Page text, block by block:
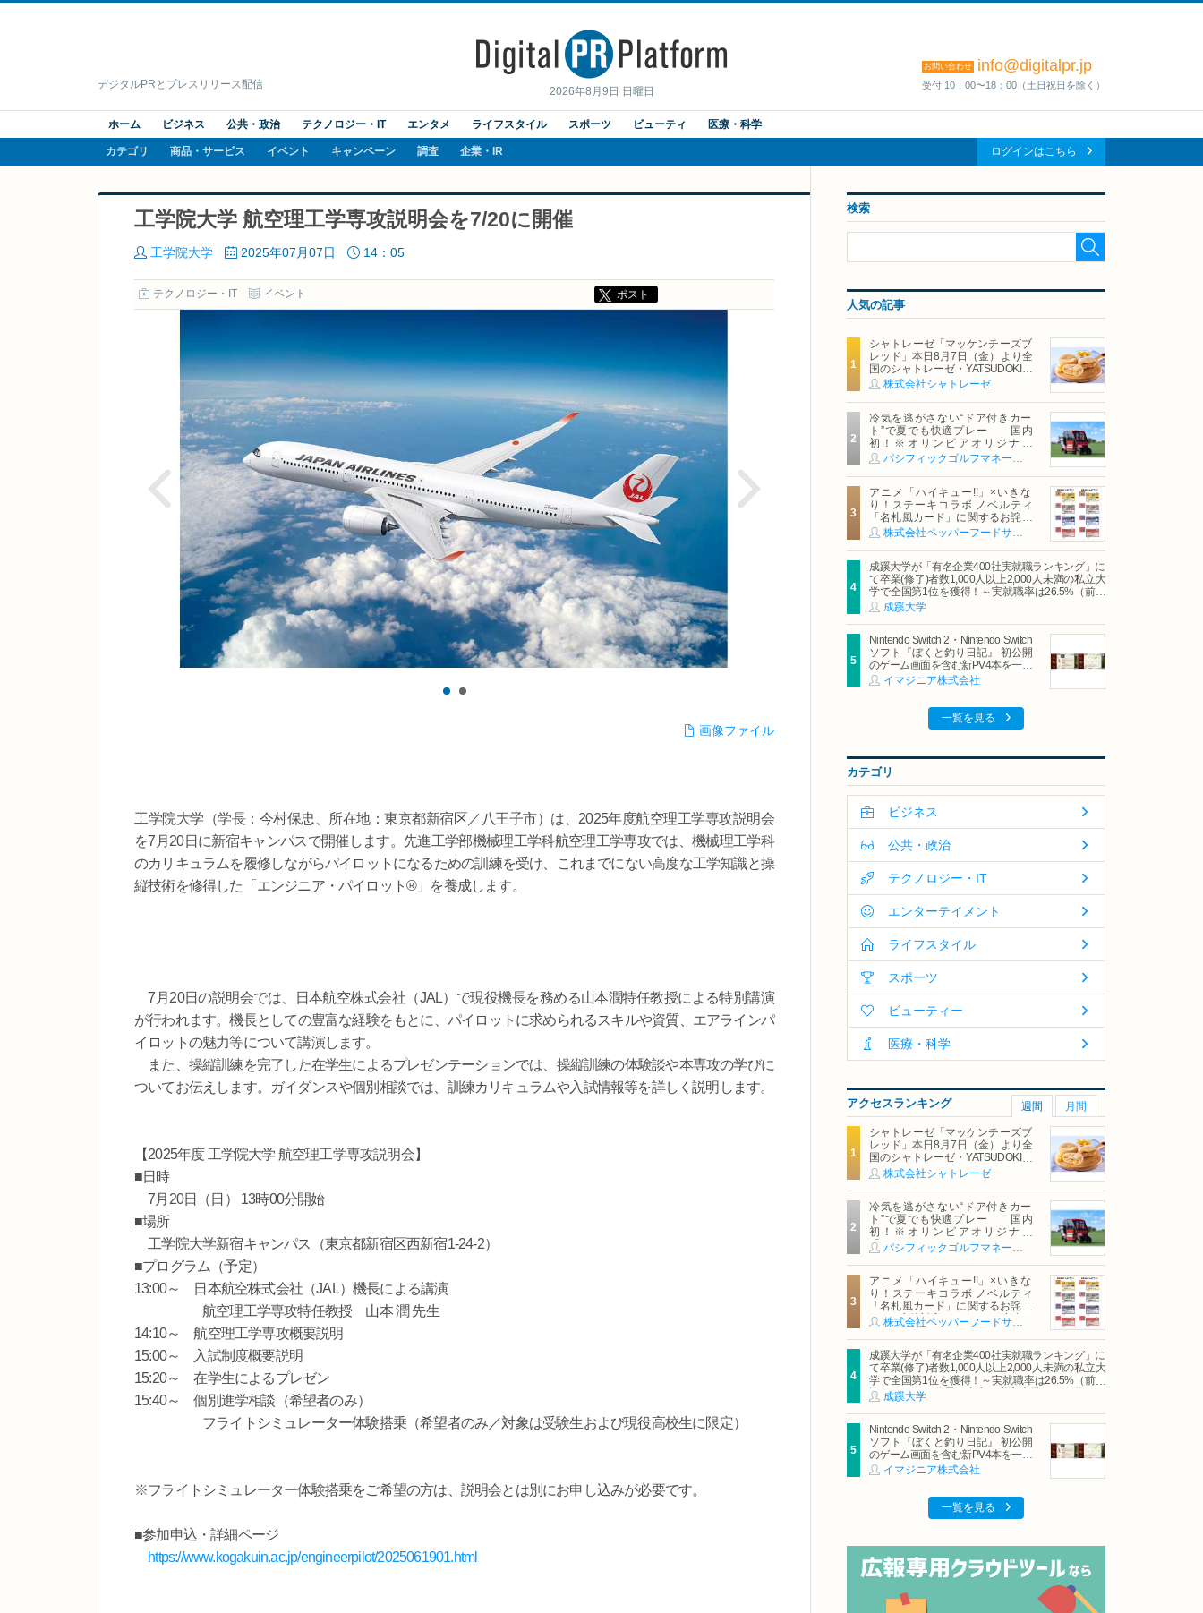
2026年8月9日 日曜日
デジタルPRとプレスリリース配信
お問い合わせ info@digitalpr.jp
受付 10：00〜18：00（土日祝日を除く）
ホーム ビジネス 公共・政治 テクノロジー・IT エンタメ ライフスタイル スポーツ ビューティ 医療・科学
カテゴリ 商品・サービス イベント キャンペーン 調査 企業・IR ログインはこちら
工学院大学 航空理工学専攻説明会を7/20に開催
工学院大学 2025年07月07日 14：05
テクノロジー・IT イベント ポスト
画像ファイル
工学院大学（学長：今村保忠、所在地：東京都新宿区／八王子市）は、2025年度航空理工学専攻説明会
を7月20日に新宿キャンパスで開催します。先進工学部機械理工学科航空理工学専攻では、機械理工学科
のカリキュラムを履修しながらパイロットになるための訓練を受け、これまでにない高度な工学知識と操
縦技術を修得した「エンジニア・パイロット®」を養成します。
7月20日の説明会では、日本航空株式会社（JAL）で現役機長を務める山本潤特任教授による特別講演
が行われます。機長としての豊富な経験をもとに、パイロットに求められるスキルや資質、エアラインパ
イロットの魅力等について講演します。
また、操縦訓練を完了した在学生によるプレゼンテーションでは、操縦訓練の体験談や本専攻の学びに
ついてお伝えします。ガイダンスや個別相談では、訓練カリキュラムや入試情報等を詳しく説明します。
【2025年度 工学院大学 航空理工学専攻説明会】
■日時
7月20日（日） 13時00分開始
■場所
工学院大学新宿キャンパス（東京都新宿区西新宿1-24-2）
■プログラム（予定）
13:00～ 日本航空株式会社（JAL）機長による講演
航空理工学専攻特任教授 山本 潤 先生
14:10～ 航空理工学専攻概要説明
15:00～ 入試制度概要説明
15:20～ 在学生によるプレゼン
15:40～ 個別進学相談（希望者のみ）
フライトシミュレーター体験搭乗（希望者のみ／対象は受験生および現役高校生に限定）
※フライトシミュレーター体験搭乗をご希望の方は、説明会とは別にお申し込みが必要です。
■参加申込・詳細ページ
https://www.kogakuin.ac.jp/engineerpilot/2025061901.html
検索
人気の記事
シャトレーゼ「マッケンチーズブ
レッド」本日8月7日（金）より全
国のシャトレーゼ・YATSUDOKIで
発売株式会社シャトレーゼ
冷気を逃がさない“ドア付きカー
ト”で夏でも快適プレー 国内
初！※オリンピアオリジナル
「AirCon Cart（エアコンカー
ト）」導入 | ＰＧＭ
アニメ「ハイキュー!!」×いきな
り！ステーキコラボ ノベルティ
「名札風カード」に関するお詫び
および交換対応についてのご案内
成蹊大学が「有名企業400社実就職ランキング」に
て卒業(修了)者数1,000人以上2,000人未満の私立大
学で全国第1位を獲得！～実就職率は26.5%（前年
比＋4.3pt）に伸長、東京の私立大学でも10位にラ
ンクイン～
成蹊大学
Nintendo Switch 2・Nintendo Switch
ソフト『ぼくと釣り日記』 初公開
のゲーム画面を含む新PV4本を一挙
公開！イマジニア株式会社
一覧を見る
カテゴリ
ビジネス
公共・政治
テクノロジー・IT
エンターテイメント
ライフスタイル
スポーツ
ビューティー
医療・科学
アクセスランキング 週間 月間
シャトレーゼ「マッケンチーズブ
レッド」本日8月7日（金）より全
国のシャトレーゼ・YATSUDOKIで
発売株式会社シャトレーゼ
冷気を逃がさない“ドア付きカー
ト”で夏でも快適プレー 国内
初！※オリンピアオリジナル
「AirCon Cart（エアコンカー
ト）」導入 | ＰＧＭ
アニメ「ハイキュー!!」×いきな
り！ステーキコラボ ノベルティ
「名札風カード」に関するお詫び
および交換対応についてのご案内
成蹊大学が「有名企業400社実就職ランキング」に
て卒業(修了)者数1,000人以上2,000人未満の私立大
学で全国第1位を獲得！～実就職率は26.5%（前年
比＋4.3pt）に伸長、東京の私立大学でも10位にラ
ンクイン～
成蹊大学
Nintendo Switch 2・Nintendo Switch
ソフト『ぼくと釣り日記』 初公開
のゲーム画面を含む新PV4本を一挙
公開！イマジニア株式会社
一覧を見る